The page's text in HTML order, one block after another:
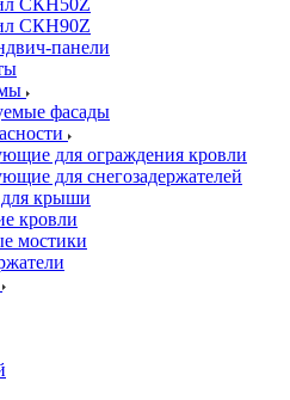
СКН50Z
СКН90Z
панели
фасады
для ограждения кровли
для снегозадержателей
крыши
кровли
мостики